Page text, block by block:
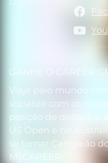
GANHE O CAREER
Viaje pelo mundo
socialize com os
posição de destaque
US Open e no
se tornar Campeão
MyCAREER.